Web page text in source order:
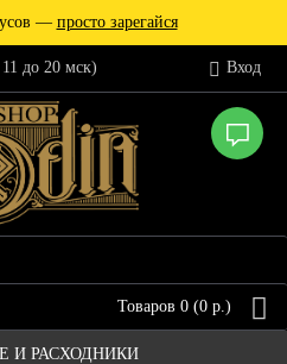
— просто зарегайся
до 20 мск) Вход
Товаров 0 (0 р.)
И РАСХОДНИКИ